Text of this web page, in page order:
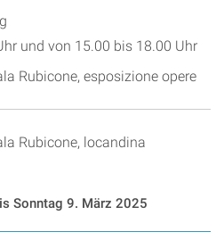
und von 15.00 bis 18.00 Uhr
Sonntag 9. März 2025